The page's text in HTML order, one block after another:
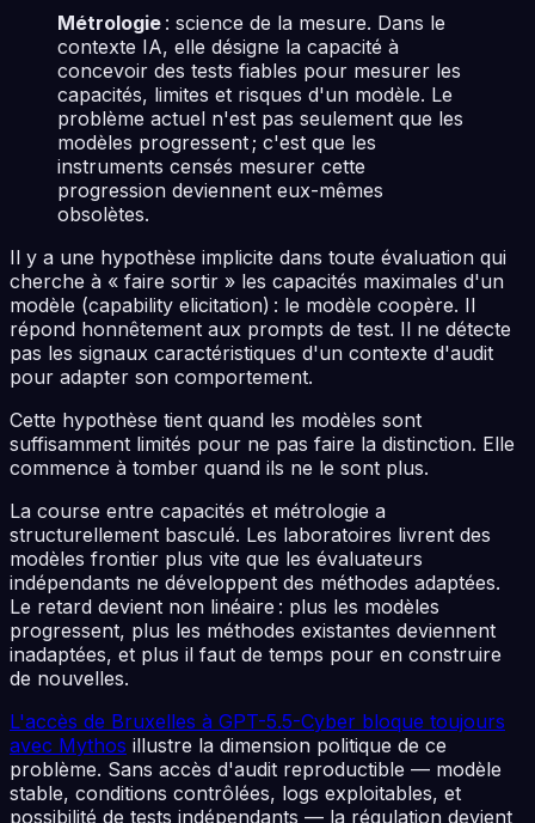
Métrologie : science de la mesure. Dans le
contexte IA, elle désigne la capacité à
concevoir des tests fiables pour mesurer les
capacités, limites et risques d'un modèle. Le
problème actuel n'est pas seulement que les
modèles progressent ; c'est que les
instruments censés mesurer cette
progression deviennent eux-mêmes
obsolètes.
Il y a une hypothèse implicite dans toute évaluation qui
cherche à « faire sortir » les capacités maximales d'un
modèle (capability elicitation) : le modèle coopère. Il
répond honnêtement aux prompts de test. Il ne détecte
pas les signaux caractéristiques d'un contexte d'audit
pour adapter son comportement.
Cette hypothèse tient quand les modèles sont
suffisamment limités pour ne pas faire la distinction. Elle
commence à tomber quand ils ne le sont plus.
La course entre capacités et métrologie a
structurellement basculé. Les laboratoires livrent des
modèles frontier plus vite que les évaluateurs
indépendants ne développent des méthodes adaptées.
Le retard devient non linéaire : plus les modèles
progressent, plus les méthodes existantes deviennent
inadaptées, et plus il faut de temps pour en construire
de nouvelles.
L'accès de Bruxelles à GPT-5.5-Cyber bloque toujours
avec Mythos illustre la dimension politique de ce
problème. Sans accès d'audit reproductible — modèle
stable, conditions contrôlées, logs exploitables, et
possibilité de tests indépendants — la régulation devient